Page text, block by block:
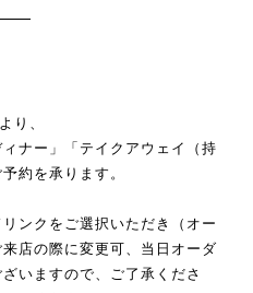
り、
ナー」「テイクアウェイ（持
約を承ります。
ンクをご選択いただき（オー
店の際に変更可、当日オーダ
いますので、ご了承くださ